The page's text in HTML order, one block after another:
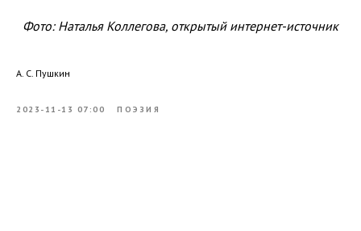
Фото: Наталья Коллегова, открытый интернет-источник
А. С. Пушкин
2023-11-13 07:00 ПОЭЗИЯ